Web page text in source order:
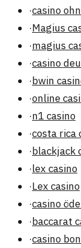
·casino
·Magius
·magius
·casino
·bwin
·online
·n1 casino
·costa rica
·blackjack
·lex casino
·Lex casino
·casino
·baccarat
·casino